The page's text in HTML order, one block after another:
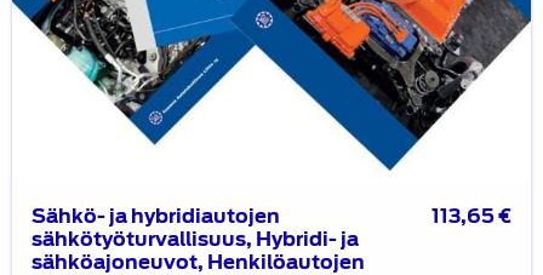
Sähkö- ja hybridiautojen
sähkötyöturvallisuus, Hybridi- ja
sähköajoneuvot, Henkilöautojen
113,65€
kirjat
yhdessä
edullisemmin